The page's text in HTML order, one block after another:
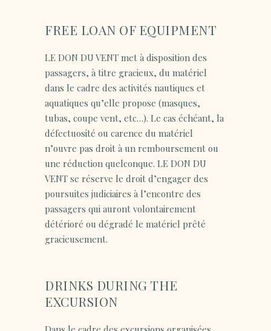
FREE LOAN OF EQUIPMENT
LE DON DU VENT met à disposition des
passagers, à titre gracieux, du matériel
dans le cadre des activités nautiques et
aquatiques qu’elle propose (masques,
tubas, coupe vent, etc…). Le cas échéant, la
défectuosité ou carence du matériel
n’ouvre pas droit à un remboursement ou
une réduction quelconque. LE DON DU
VENT se réserve le droit d’engager des
poursuites judiciaires à l’encontre des
passagers qui auront volontairement
détérioré ou dégradé le matériel prêté
gracieusement.
DRINKS DURING THE
EXCURSION